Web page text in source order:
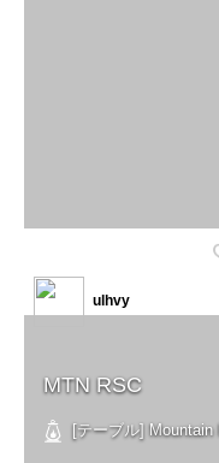
MTN RSC
[テーブル] Mountain
ulhvy